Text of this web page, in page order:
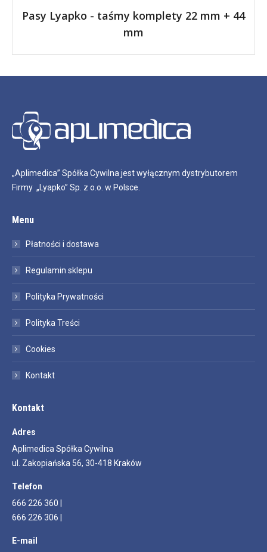
Pasy Lyapko - taśmy komplety 22 mm + 44
mm
„Aplimedica” Spółka Cywilna jest wyłącznym dystrybutorem
Firmy „Lyapko” Sp. z o.o. w Polsce.
Menu
Płatności i dostawa
Regulamin sklepu
Polityka Prywatności
Polityka Treści
Cookies
Kontakt
Kontakt
Adres
Aplimedica Spółka Cywilna
ul. Zakopiańska 56, 30-418 Kraków
Telefon
666 226 360 |
666 226 306 |
E-mail